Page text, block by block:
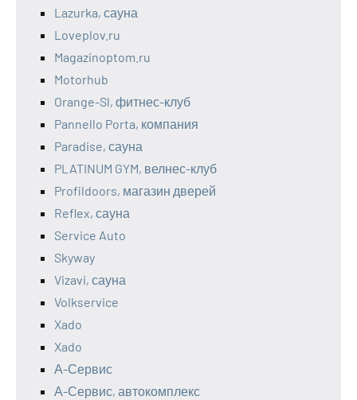
Lazurka, сауна
Loveplov.ru
Magazinoptom.ru
Motorhub
Orange-Sl, фитнес-клуб
Pannello Porta, компания
Paradise, сауна
PLATINUM GYM, велнес-клуб
Profildoors, магазин дверей
Reflex, сауна
Service Auto
Skyway
Vizavi, сауна
Volkservice
Xado
Xado
А-Сервис
А-Сервис, автокомплекс